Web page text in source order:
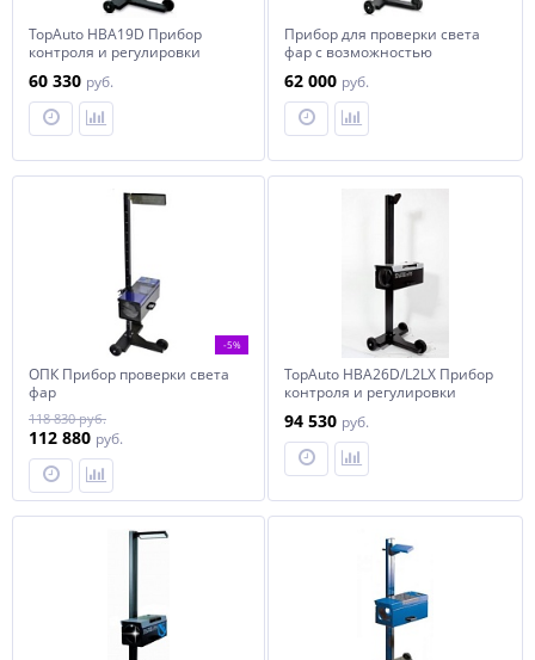
TopAuto HBA19D Прибор
контроля и регулировки
60 330 руб.
Прибор для проверки света
фар с возможностью
цифровым люксметром и
зеркалом, Tecnolux (Италия)
62 000 руб.
-5%
ОПК Прибор проверки света
фар
118 830 руб.
112 880 руб.
TopAuto HBA26D/L2LX Прибор
контроля и регулировки
94 530 руб.